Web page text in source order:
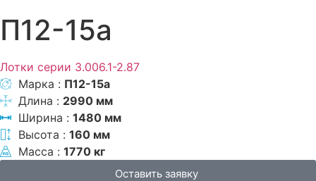
П12-15а
Лотки серии 3.006.1-2.87
Марка : П12-15а
Длина : 2990 мм
Ширина : 1480 мм
Высота : 160 мм
Масса : 1770 кг
Оставить заявку